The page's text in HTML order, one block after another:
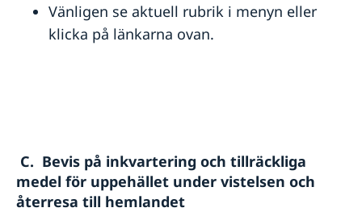
Vänligen se aktuell rubrik i menyn eller
klicka på länkarna ovan.
C. Bevis på inkvartering och tillräckliga
medel för uppehället under vistelsen och
återresa till hemlandet